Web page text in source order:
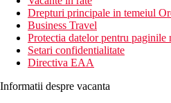
Drepturi principale in temeiul
Business Travel
Protectia datelor pentru paginile
Setari confidentialitate
Directiva EAA
Informatii despre vacanta